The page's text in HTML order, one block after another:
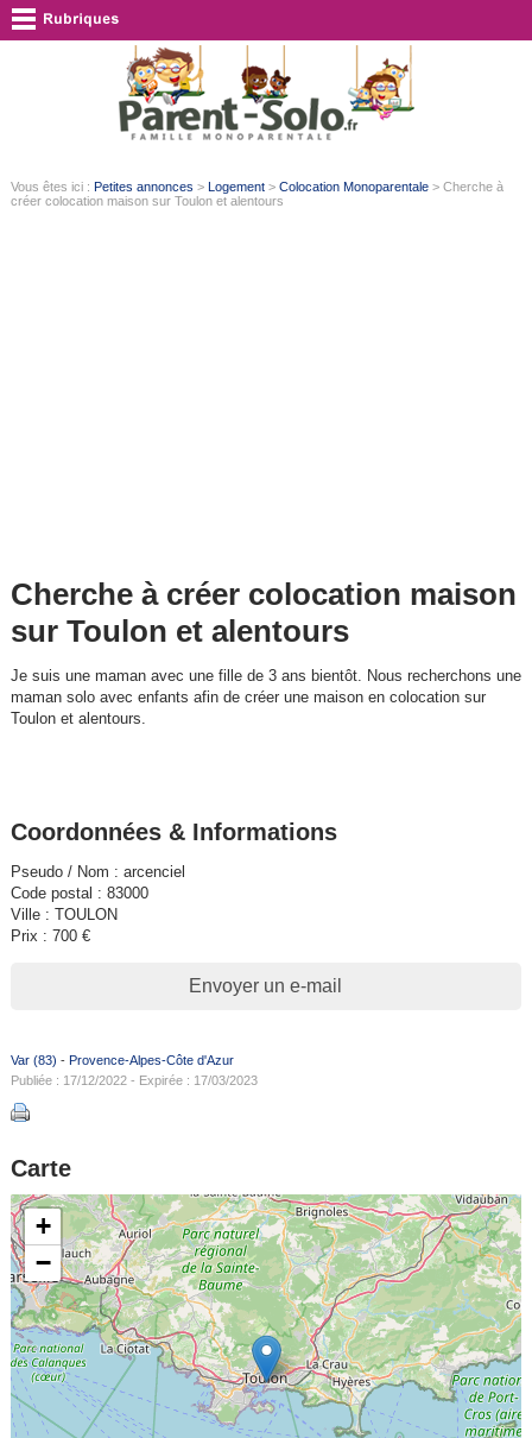
Vous êtes ici : Petites annonces > Logement> Colocation Monoparentale> Cherche à
créer colocation maison sur Toulon et alentours
Cherche à créer colocation maison
sur Toulon et alentours
Je suis une maman avec une fille de 3 ans bientôt. Nous recherchons une
maman solo avec enfants afin de créer une maison en colocation sur
Toulon et alentours.
Coordonnées & Informations
Pseudo / Nom : arcenciel
Code postal : 83000
Ville : TOULON
Prix : 700 €
Envoyer un e-mail
Var (83) - Provence-Alpes-Côte d'Azur
Publiée : 17/12/2022 - Expirée : 17/03/2023
Carte
+
−